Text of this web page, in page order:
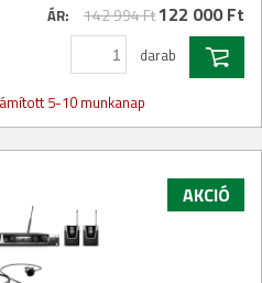
ÁR:
142 994 Ft122 000 Ft
darab
5-10 munkanap
AKCIÓ